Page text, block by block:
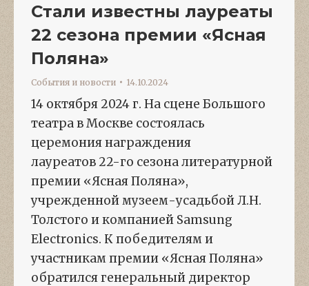
Стали известны лауреаты
22 сезона премии «Ясная
Поляна»
События и новости 14.10.2024
14 октября 2024 г. На сцене Большого
театра в Москве состоялась
церемония награждения
лауреатов 22-го сезона литературной
премии «Ясная Поляна»,
учрежденной музеем-усадьбой Л.Н.
Толстого и компанией Samsung
Electronics. К победителям и
участникам премии «Ясная Поляна»
обратился генеральный директор